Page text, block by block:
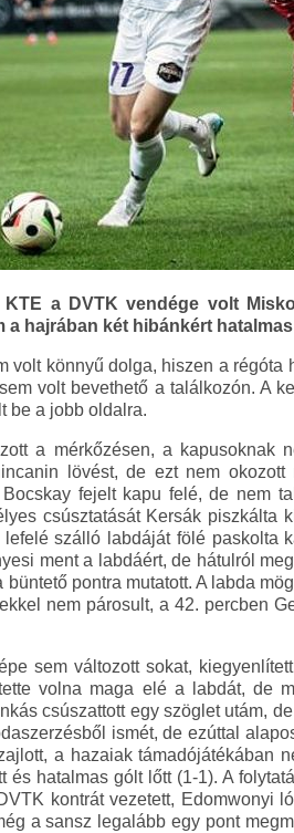
a DVTK vendége volt
hajrában két hibánkért
volt könnyű dolga, hiszen a
volt bevethető a találkozón. A
be a jobb oldalra.
a mérkőzésen, a kapusoknak
lövést, de ezt nem
fejelt kapu felé, de nem
csúsztatását Kersák piszkálta
szálló labdáját fölé paskolta
ment a labdáért, de hátulról
pontra mutatott. A labda
nem párosult, a 42. percben
sem változott sokat,
volna maga elé a labdát, de
csúszattott egy szöglet utám,
ismét, de ezúttal
a hazaiak támadójátékában
és hatalmas gólt lőtt (1-1). A
kontrát vezetett, Edomwonyi
a sansz legalább egy pont